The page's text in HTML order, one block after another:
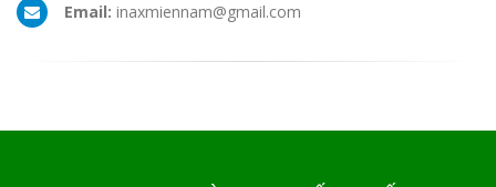
Email: inaxmiennam@gmail.com